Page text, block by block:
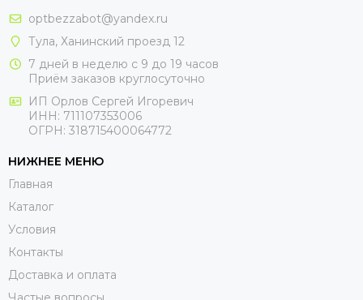
optbezzabot@yandex.ru
Тула, Ханинский проезд 12
7 дней в неделю с 9 до 19 часов
Приём заказов круглосуточно
ИП Орлов Сергей Игоревич
ИНН: 711107353006
ОГРН: 318715400064772
НИЖНЕЕ МЕНЮ
Главная
Каталог
Условия
Контакты
Доставка и оплата